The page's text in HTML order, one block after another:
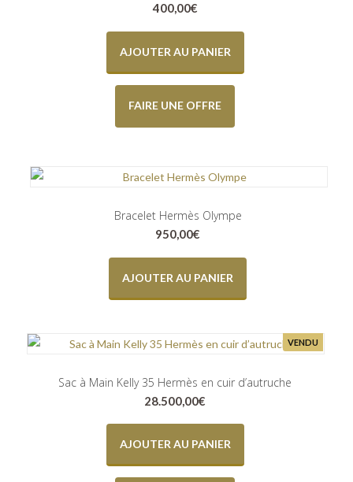
400,00€
AJOUTER AU PANIER
FAIRE UNE OFFRE
Bracelet Hermès Olympe
950,00€
AJOUTER AU PANIER
VENDU
Sac à Main Kelly 35 Hermès en cuir d’autruche
28.500,00€
AJOUTER AU PANIER